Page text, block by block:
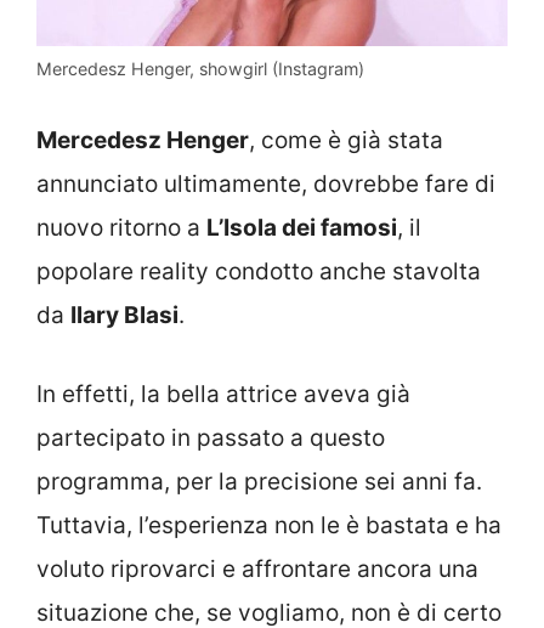
Mercedesz Henger, showgirl (Instagram)
Mercedesz Henger, come è già stata
annunciato ultimamente, dovrebbe fare di
nuovo ritorno a L’Isola dei famosi, il
popolare reality condotto anche stavolta
da Ilary Blasi.
In effetti, la bella attrice aveva già
partecipato in passato a questo
programma, per la precisione sei anni fa.
Tuttavia, l’esperienza non le è bastata e ha
voluto riprovarci e affrontare ancora una
situazione che, se vogliamo, non è di certo